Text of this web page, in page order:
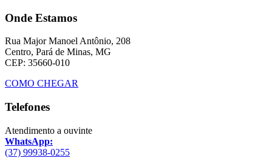
Onde Estamos
Rua Major Manoel Antônio, 208
Centro, Pará de Minas, MG
CEP: 35660-010
COMO CHEGAR
Telefones
Atendimento a ouvinte
WhatsApp:
(37) 99938-0255